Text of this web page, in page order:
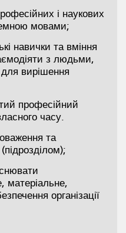
і наукових
мовами;
навички та вміння
з людьми,
для вирішення
професійний
часу.
та
матеріальне,
організації